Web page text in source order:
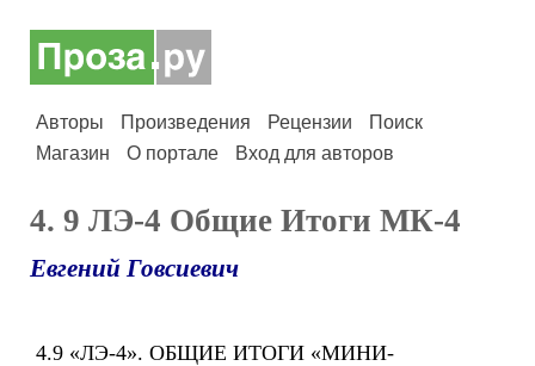
Авторы Произведения Рецензии
Поиск
Магазин
О портале Вход для авторов
4. 9 ЛЭ-4 Общие Итоги МК-4
Евгений Говсиевич
4.9 «ЛЭ-4». ОБЩИЕ ИТОГИ «МИНИ-